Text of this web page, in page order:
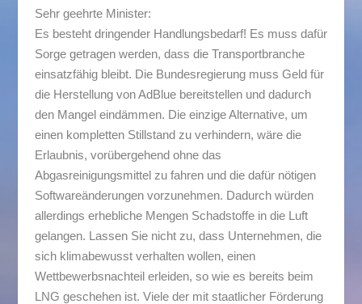
Sehr geehrte Minister:
Es besteht dringender Handlungsbedarf! Es muss dafür
Sorge getragen werden, dass die Transportbranche
einsatzfähig bleibt. Die Bundesregierung muss Geld für
die Herstellung von AdBlue bereitstellen und dadurch
den Mangel eindämmen. Die einzige Alternative, um
einen kompletten Stillstand zu verhindern, wäre die
Erlaubnis, vorübergehend ohne das
Abgasreinigungsmittel zu fahren und die dafür nötigen
Softwareänderungen vorzunehmen. Dadurch würden
allerdings erhebliche Mengen Schadstoffe in die Luft
gelangen. Lassen Sie nicht zu, dass Unternehmen, die
sich klimabewusst verhalten wollen, einen
Wettbewerbsnachteil erleiden, so wie es bereits beim
LNG geschehen ist. Viele der mit staatlicher Förderung